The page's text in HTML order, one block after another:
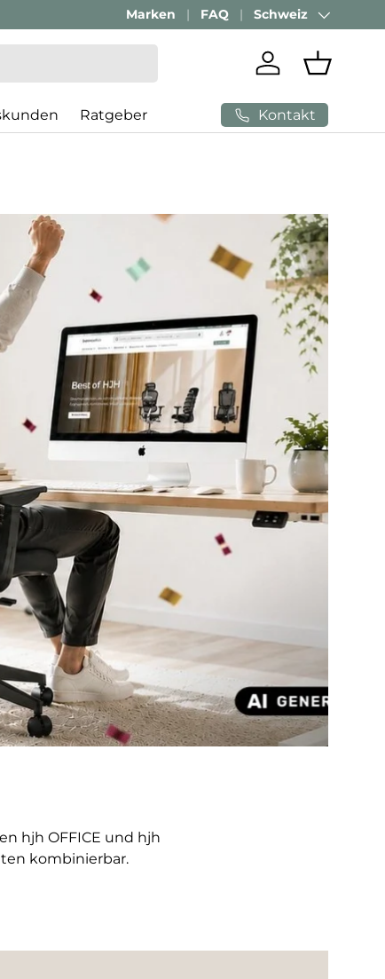
Marken FAQ Land/Region
Schweiz
Einloggen
Ratgeber Kontakt
hjh OFFICE und hjh
kombinierbar.